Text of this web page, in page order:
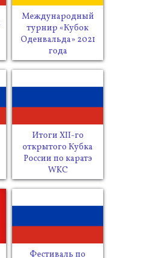
Международный
турнир «Кубок
Оденвальда» 2021
года
Итоги XII-го
открытого Кубка
России по каратэ
WKC
Фестиваль по